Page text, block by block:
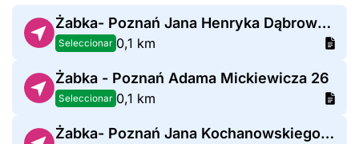
Żabka- Poznań Jana Henryka Dąbrowskiego 7
Seleccionar 0,1 km
Żabka - Poznań Adama Mickiewicza 26
Seleccionar 0,1 km
Żabka- Poznań Jana Kochanowskiego 17/2